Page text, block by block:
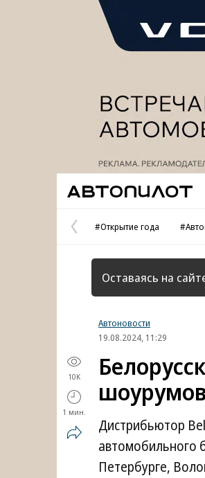
Предыдущая
страница
#Открытие года
Оставаясь на
Автоновости
19.08.2024, 11:29
10K
1 мин.
Дистрибьютор
автомобильного
Петербурге,